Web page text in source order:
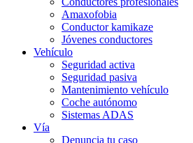
Amaxofobia
Conductor kamikaze
Jóvenes conductores
Vehículo
Seguridad activa
Seguridad pasiva
Mantenimiento vehículo
Coche autónomo
Sistemas ADAS
Vía
Denuncia tu caso